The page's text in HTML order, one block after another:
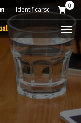
0
Identificarse